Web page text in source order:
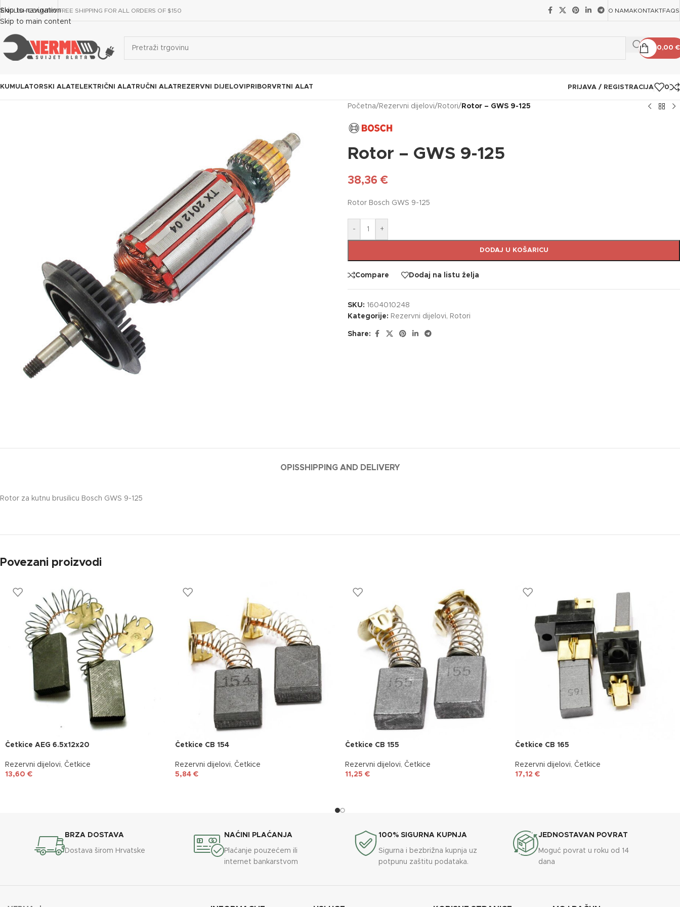
Skip to navigation
Skip to main content
ENGLISHCOUNTRYFREE SHIPPING FOR ALL ORDERS OF $150 O NAMAKONTAKTFAQS
0,00€
ALAT ELEKTRIČNI ALAT RUČNI ALAT REZERVNI DIJELOVI PRIBORVRTNI ALAT PRIJAVA / REGISTRACIJA 0
Početna/ Rezervni dijelovi/ Rotori/ Rotor – GWS 9-125
Rotor – GWS 9-125
38,36 €
Rotor Bosch GWS 9-125
- +
DODAJ U KOŠARICU
Compare Dodaj na listu želja
SKU: 1604010248
Kategorije: Rezervni dijelovi, Rotori
Share:
OPISSHIPPING AND DELIVERY
Rotor za kutnu brusilicu Bosch GWS 9-125
Povezani proizvodi
Četkice AEG 6.5x12x20
Rezervni dijelovi, Četkice
13,60 €
Četkice CB 154
Rezervni dijelovi, Četkice
5,84 €
Četkice CB 155
Rezervni dijelovi, Četkice
11,25 €
Četkice CB 165
Rezervni dijelovi, Četkice
17,12 €
BRZA DOSTAVA
Dostava širom Hrvatske
NAĆINI PLAĆANJA
Plaćanje pouzećem ili
internet bankarstvom
100% SIGURNA KUPNJA
Sigurna i bezbrižna kupnja uz
potpunu zaštitu podataka.
JEDNOSTAVAN POVRAT
Moguć povrat u roku od 14
dana